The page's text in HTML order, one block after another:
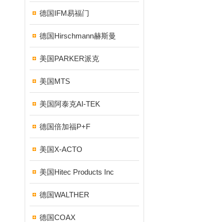
德国IFM易福门
德国Hirschmann赫斯曼
美国PARKER派克
美国MTS
美国阿泰克AI-TEK
德国倍加福P+F
美国X-ACTO
美国Hitec Products Inc
德国WALTHER
德国COAX